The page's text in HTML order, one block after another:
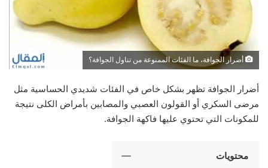
أضرار الجوافة، ما الفئات الممنوعة من تناول الجوافة؟
أضرار الجوافة تظهر بشكل خاص في الفئات شديدي الحساسية مثل
مرضى السكري أو القولون العصبي والمصابين بأمراض الكلى نتيجة
للمكونات التي تحتوي عليها فاكهة الجوافة.
محتويات